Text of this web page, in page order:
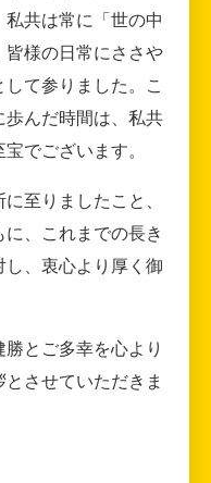
共は常に「世の中
様の日常にささや
て参りました。こ
んだ時間は、私共
でございます。
至りましたこと、
、これまでの長き
、衷心より厚く御
とご多幸を心より
させていただきま